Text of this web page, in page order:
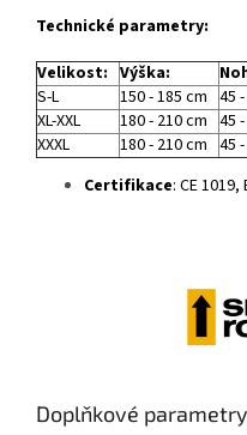
Technické parametry:
Velikost: Výška:
S-L
150 - 185 cm 45
XL-XXL
180 - 210 cm 45
XXXL
180 - 210 cm 45
Certifikace: CE 1019,
Doplňkové parametry